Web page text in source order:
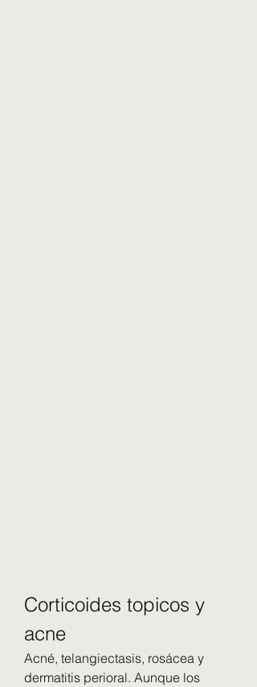
Corticoides topicos y
acne
Acné, telangiectasis, rosácea y
dermatitis perioral. Aunque los